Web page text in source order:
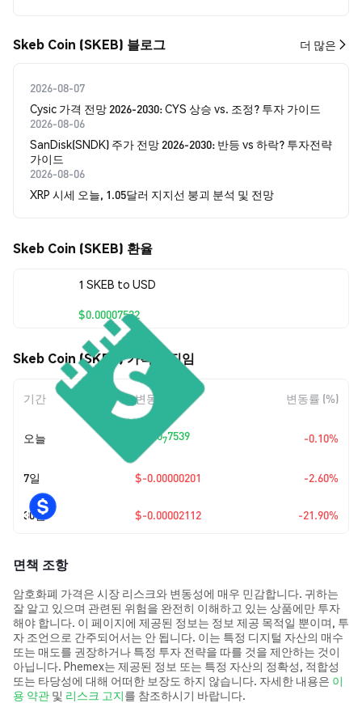
Skeb Coin (SKEB) 블로그 더 많은
2026-08-07
Cysic 가격 전망 2026-2030: CYS 상승 vs. 조정? 투자 가이드
2026-08-06
SanDisk(SNDK) 주가 전망 2026-2030: 반등 vs 하락? 투자전략
가이드
2026-08-06
XRP 시세 오늘, 1.05달러 지지선 붕괴 분석 및 전망
Skeb Coin (SKEB) 환율
1 SKEB to USD
$0.00007532
Skeb Coin (SKEB) 가격 움직임
기간 변동 폭 변동률 (%)
오늘 $0.077539 -0.10%
7일 $-0.00000201 -2.60%
30일 $-0.00002112 -21.90%
면책 조항
암호화폐 가격은 시장 리스크와 변동성에 매우 민감합니다. 귀하는
잘 알고 있으며 관련된 위험을 완전히 이해하고 있는 상품에만 투자
해야 합니다. 이 페이지에 제공된 정보는 정보 제공 목적일 뿐이며, 투
자 조언으로 간주되어서는 안 됩니다. 이는 특정 디지털 자산의 매수
또는 매도를 권장하거나 특정 투자 전략을 따를 것을 제안하는 것이
아닙니다. Phemex는 제공된 정보 또는 특정 자산의 정확성, 적합성
또는 타당성에 대해 어떠한 보장도 하지 않습니다. 자세한 내용은 이
용 약관 및 리스크 고지를 참조하시기 바랍니다.